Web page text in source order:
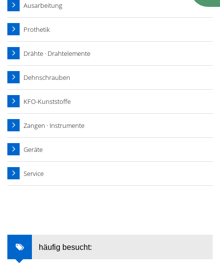
Ausarbeitung
Prothetik
Drähte · Drahtelemente
Dehnschrauben
KFO-Kunststoffe
Zangen · Instrumente
Geräte
Service
häufig besucht: